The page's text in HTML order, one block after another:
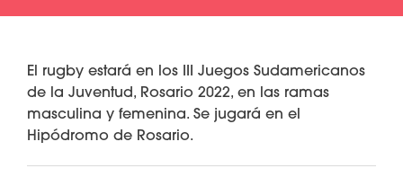
El rugby estará en los III Juegos Sudamericanos
de la Juventud, Rosario 2022, en las ramas
masculina y femenina. Se jugará en el
Hipódromo de Rosario.